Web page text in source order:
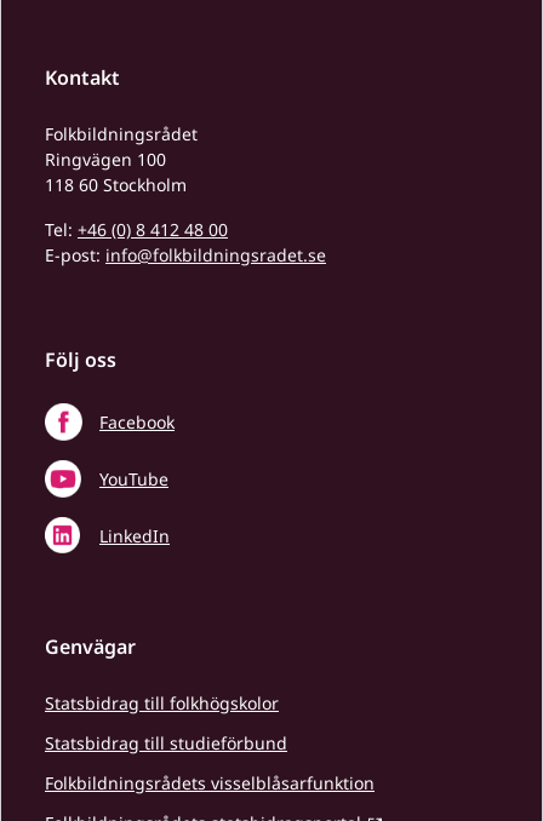
Kontakt
Folkbildningsrådet
Ringvägen 100
118 60 Stockholm
Tel: +46 (0) 8 412 48 00
E-post: info@folkbildningsradet.se
Följ oss
Facebook
YouTube
LinkedIn
Genvägar
Statsbidrag till folkhögskolor
Statsbidrag till studieförbund
Folkbildningsrådets visselblåsarfunktion